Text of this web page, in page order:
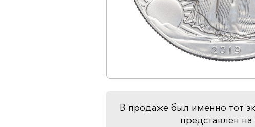
В продаже был именно тот
представлен